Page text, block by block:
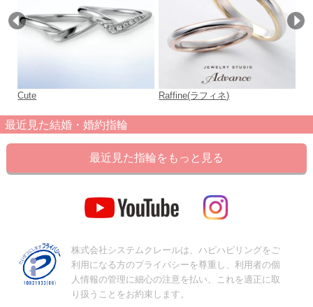
Cute Raffine(ラフィネ)
最近見た結婚・婚約指輪
最近見た指輪をもっと見る
株式会社システムクレールは、ハピハピリングをご
利用になる方のプライバシーを尊重し、利用者の個
人情報の管理に細心の注意を払い、これを適正に取
り扱うことをお約束します。